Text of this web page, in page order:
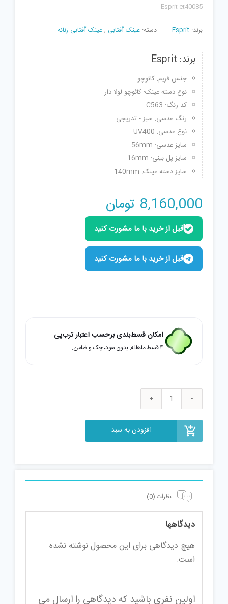
Esprit et40085
برند: Esprit دسته: عینک آفتابی ,عینک آفتابی زنانه
برند: Esprit
جنس فریم: کائوچو
نوع دسته عینک: کائوچو لولا دار
کد رنگ: C563
رنگ عدسی: سبز - تدریجی
نوع عدسی: UV400
سایز عدسی: 56mm
سایز پل بینی: 16mm
سایز دسته عینک: 140mm
8,160,000 تومان
قبل از خرید با ما مشورت کنید
قبل از خرید با ما مشورت کنید
امکان قسط‌بندی برحسب اعتبار ترب‌پی
۴ قسط ماهانه. بدون سود، چک و ضامن.
عینک
آفتابی
اسپریت
مدل
افزودن به سبد
نظرات (0)
دیدگاهها
هیچ دیدگاهی برای این محصول نوشته نشده
است.
اولین نفری باشید که دیدگاهی را ارسال می